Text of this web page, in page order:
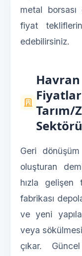
metal borsası
fiyat
edebilirsiniz.
Tarım/
Geri
oluşturan
hızla gelişen
fabrikası
ve yeni
veya
çıkar.